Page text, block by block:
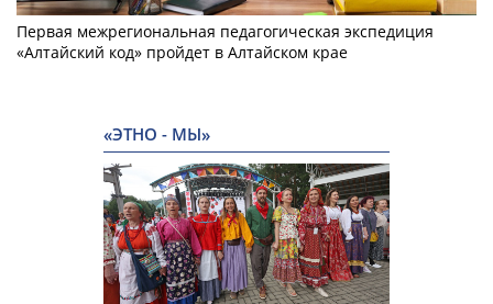
Первая межрегиональная педагогическая экспедиция
«Алтайский код» пройдет в Алтайском крае
«ЭТНО - МЫ»